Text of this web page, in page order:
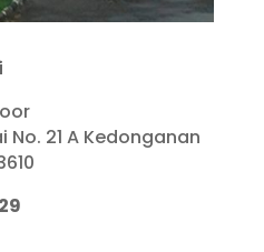
No. 21 A Kedonganan